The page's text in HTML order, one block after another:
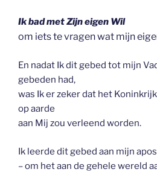
Ik bad met Zijn eigen Wil
om iets te vragen wat mijn
En nadat Ik dit gebed tot mijn
gebeden had,
was Ik er zeker dat het
op aarde
aan Mij zou verleend worden.
Ik leerde dit gebed aan mijn
– om het aan de gehele wereld